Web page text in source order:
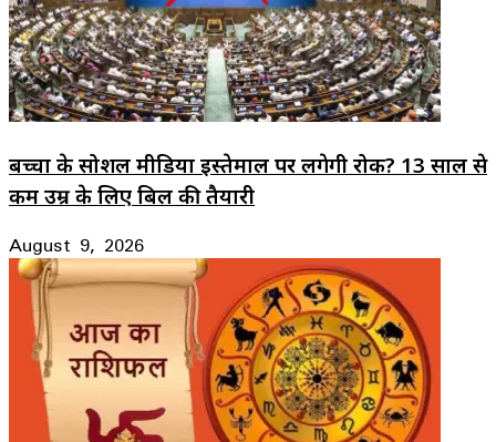
बच्चों के सोशल मीडिया इस्तेमाल पर लगेगी रोक? 13 साल से
कम उम्र के लिए बिल की तैयारी
August 9, 2026